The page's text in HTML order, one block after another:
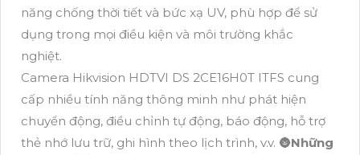
năng chống thời tiết và bức xạ UV, phù hợp để sử
dụng trong mọi điều kiện và môi trường khắc
nghiệt.
Camera Hikvision HDTVI DS 2CE16H0T ITFS cung
cấp nhiều tính năng thông minh như phát hiện
chuyển động, điều chỉnh tự động, báo động, hỗ trợ
thẻ nhớ lưu trữ, ghi hình theo lịch trình, v.v. 🌚Những